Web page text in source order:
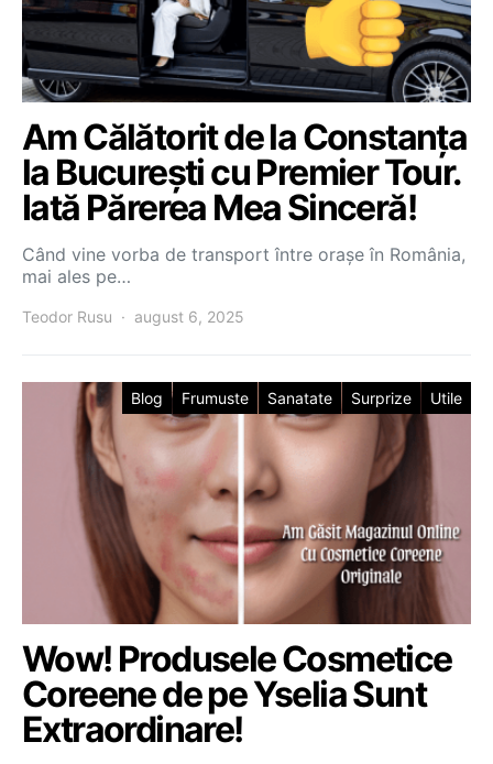
Am Călătorit de la Constanța
la București cu Premier Tour.
Iată Părerea Mea Sinceră!
Când vine vorba de transport între orașe în România,
mai ales pe…
Teodor Rusu august 6, 2025
Blog Frumuste Sanatate Surprize Utile
Wow! Produsele Cosmetice
Coreene de pe Yselia Sunt
Extraordinare!